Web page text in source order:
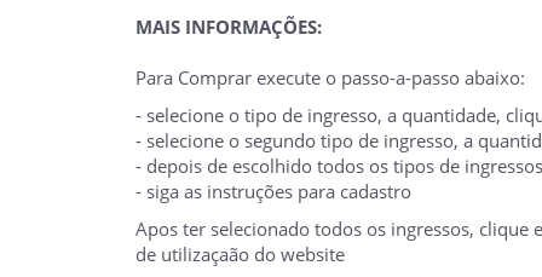
MAIS INFORMAÇÕES:
Para Comprar execute o passo-a-passo abaixo:
- selecione o tipo de ingresso, a quantidade,
- selecione o segundo tipo de ingresso, a
- depois de escolhido todos os tipos de
- siga as instruções para cadastro
Apos ter selecionado todos os ingressos,
de utilizaçaão do website